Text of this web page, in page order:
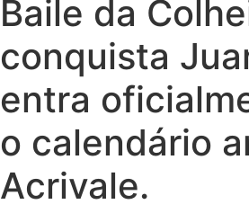
Baile da
conquista
entra
o calendário
Acrivale.